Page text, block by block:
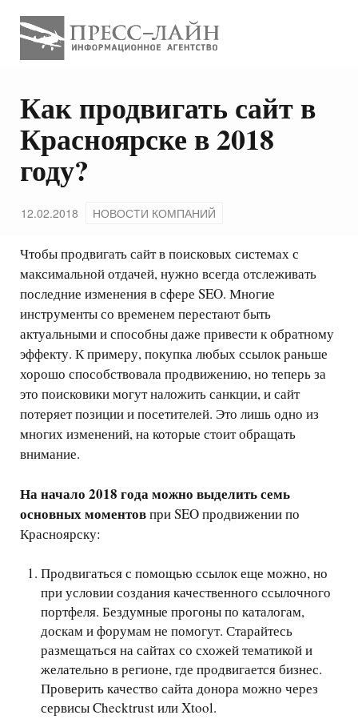
Как продвигать сайт в
Красноярске в 2018
году?
12.02.2018 НОВОСТИ КОМПАНИЙ
Чтобы продвигать сайт в поисковых системах с
максимальной отдачей, нужно всегда отслеживать
последние изменения в сфере SEO. Многие
инструменты со временем перестают быть
актуальными и способны даже привести к обратному
эффекту. К примеру, покупка любых ссылок раньше
хорошо способствовала продвижению, но теперь за
это поисковики могут наложить санкции, и сайт
потеряет позиции и посетителей. Это лишь одно из
многих изменений, на которые стоит обращать
внимание.
На начало 2018 года можно выделить семь
основных моментовпри SEO продвижении по
Красноярску:
Продвигаться с помощью ссылок еще можно, но
при условии создания качественного ссылочного
портфеля. Бездумные прогоны по каталогам,
доскам и форумам не помогут. Старайтесь
размещаться на сайтах со схожей тематикой и
желательно в регионе, где продвигается бизнес.
Проверить качество сайта донора можно через
сервисы Checktrust или Xtool.